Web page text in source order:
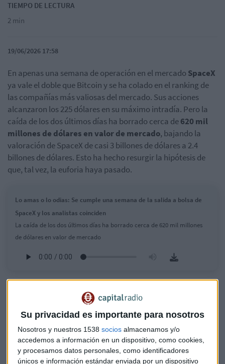
Su privacidad es importante para nosotros
Nosotros y nuestros 1538 socios almacenamos y/o
accedemos a información en un dispositivo, como cookies,
y procesamos datos personales, como identificadores
únicos e información estándar enviada por un dispositivo
TIEMPO DE LECTURA
2 min
19/06/2026 17:58
En apenas una semana de operación en el mercado SpaceX
ya vale el doble que Bitcoin y se ha colado en el ranking de
las compañías más valiosas del mercado. Sus acciones
alcanzaron los 225 dólares en su máximo intradía. Pero la
caída de los dos últimos días ha borrado cerca de620 mil
millones de dólares en valor de mercado, bajando la
valoración de SpaceX de casi 3 billones de dólares a 2.4
billones de dólares. Esto ha hecho resurgir la hipótesis de
que, tal vez, la euforia haya pasado.
Lo amas o lo odias: Se cumple una semana de la salida a bolsa de
SpaceX y los analistas coinciden
La caída de los dos últimos días ha borrado cerca de 620 mil millones
de dólares en valor de mercado
La valoración extremadamente elevada genera demasiada
incertidumbre para algunos analistas como Julián Coca,
asesor de inversiones en Alterarea, quien considera que la
subida que hemos visto en los primeros días de su estreno se
debe más bien a la euforia y a las pocas acciones en
circulación que hay de la compañía que a su verdadero
valor.